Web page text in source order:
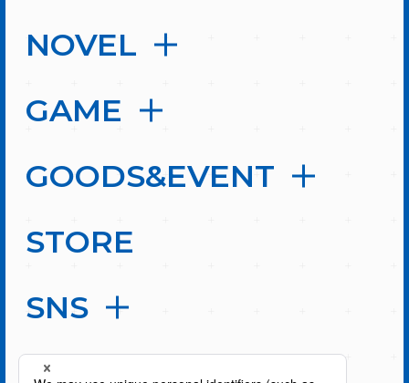
NOVEL
GAME
GOODS&EVENT
STORE
SNS